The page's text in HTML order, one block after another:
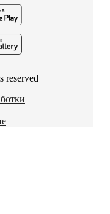
reserved